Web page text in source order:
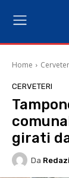
Home
CERVETERI
girati
Da